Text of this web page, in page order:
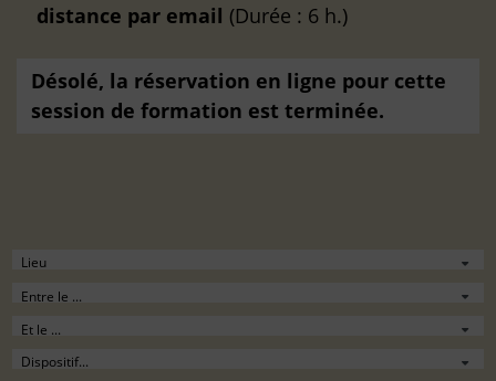
distance par email (Durée : 6 h.)
Désolé, la réservation en ligne pour cette
session de formation est terminée.